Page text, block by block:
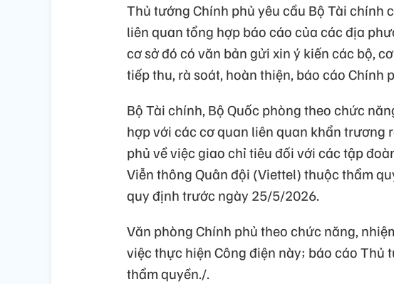
Thủ tướng Chính phủ yêu cầu Bộ Tài chính
liên quan tổng hợp báo cáo của các địa
cơ sở đó có văn bản gửi xin ý kiến các bộ,
tiếp thu, rà soát, hoàn thiện, báo cáo
Bộ Tài chính, Bộ Quốc phòng theo chức
hợp với các cơ quan liên quan khẩn trương
phủ về việc giao chỉ tiêu đối với các tập
Viễn thông Quân đội (Viettel) thuộc thẩm
quy định trước ngày 25/5/2026.
Văn phòng Chính phủ theo chức năng,
việc thực hiện Công điện này; báo cáo Thủ
thẩm quyền./.